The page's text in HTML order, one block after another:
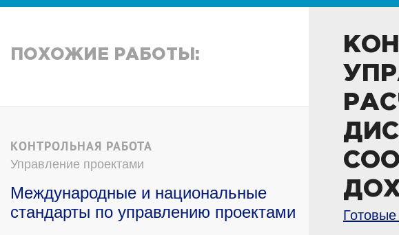
ПОХОЖИЕ РАБОТЫ:
КОНТРОЛЬНАЯ РАБОТА
Управление проектами
Международные и национальные
стандарты по управлению проектами